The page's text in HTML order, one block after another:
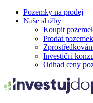
Pozemky na prodej
Naše služby
Koupit
Prodat pozemek
Investiční
Odhad ceny